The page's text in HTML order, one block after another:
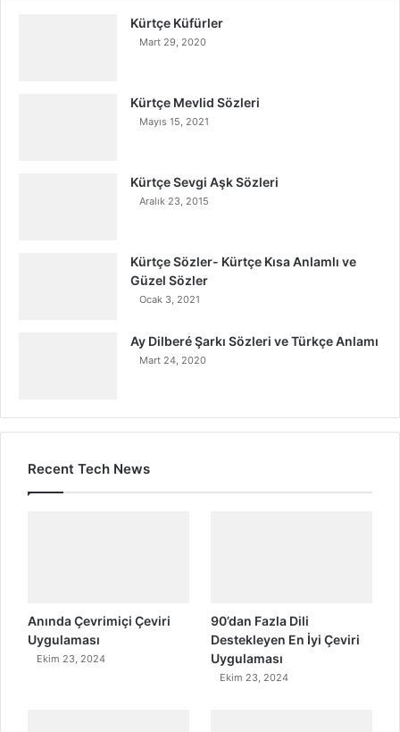
Kürtçe Küfürler
Mart 29, 2020
Kürtçe Mevlid Sözleri
Mayıs 15, 2021
Kürtçe Sevgi Aşk Sözleri
Aralık 23, 2015
Kürtçe Sözler- Kürtçe Kısa Anlamlı ve
Güzel Sözler
Ocak 3, 2021
Ay Dilberé Şarkı Sözleri ve Türkçe Anlamı
Mart 24, 2020
Recent Tech News
Anında Çevrimiçi Çeviri
Uygulaması
Ekim 23, 2024
90’dan Fazla Dili
Destekleyen En İyi Çeviri
Uygulaması
Ekim 23, 2024